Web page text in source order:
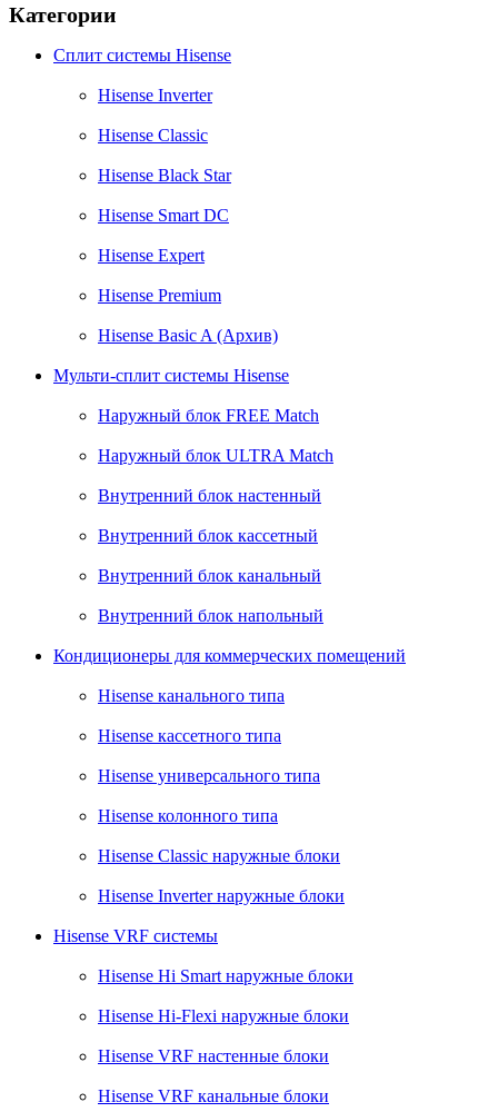
Категории
Сплит системы Hisense
Hisense Inverter
Hisense Classic
Hisense Black Star
Hisense Smart DC
Hisense Expert
Hisense Premium
Hisense Basic A (Архив)
Мульти-сплит системы Hisense
Наружный блок FREE Match
Наружный блок ULTRA Match
Внутренний блок настенный
Внутренний блок кассетный
Внутренний блок канальный
Внутренний блок напольный
Кондиционеры для коммерческих помещений
Hisense канального типа
Hisense кассетного типа
Hisense универсального типа
Hisense колонного типа
Hisense Classic наружные блоки
Hisense Inverter наружные блоки
Hisense VRF системы
Hisense Hi Smart наружные блоки
Hisense Hi-Flexi наружные блоки
Hisense VRF настенные блоки
Hisense VRF канальные блоки